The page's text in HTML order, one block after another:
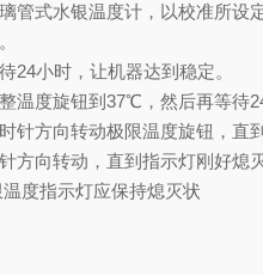
管式水银温度计，以校准所设
。
24小时，让机器达到稳定。
温度旋钮到 37℃ ，然后再等待
针方向转动极限温度旋钮，直
方向转动，直到指示灯刚好熄灭
度指示灯应保持熄灭状